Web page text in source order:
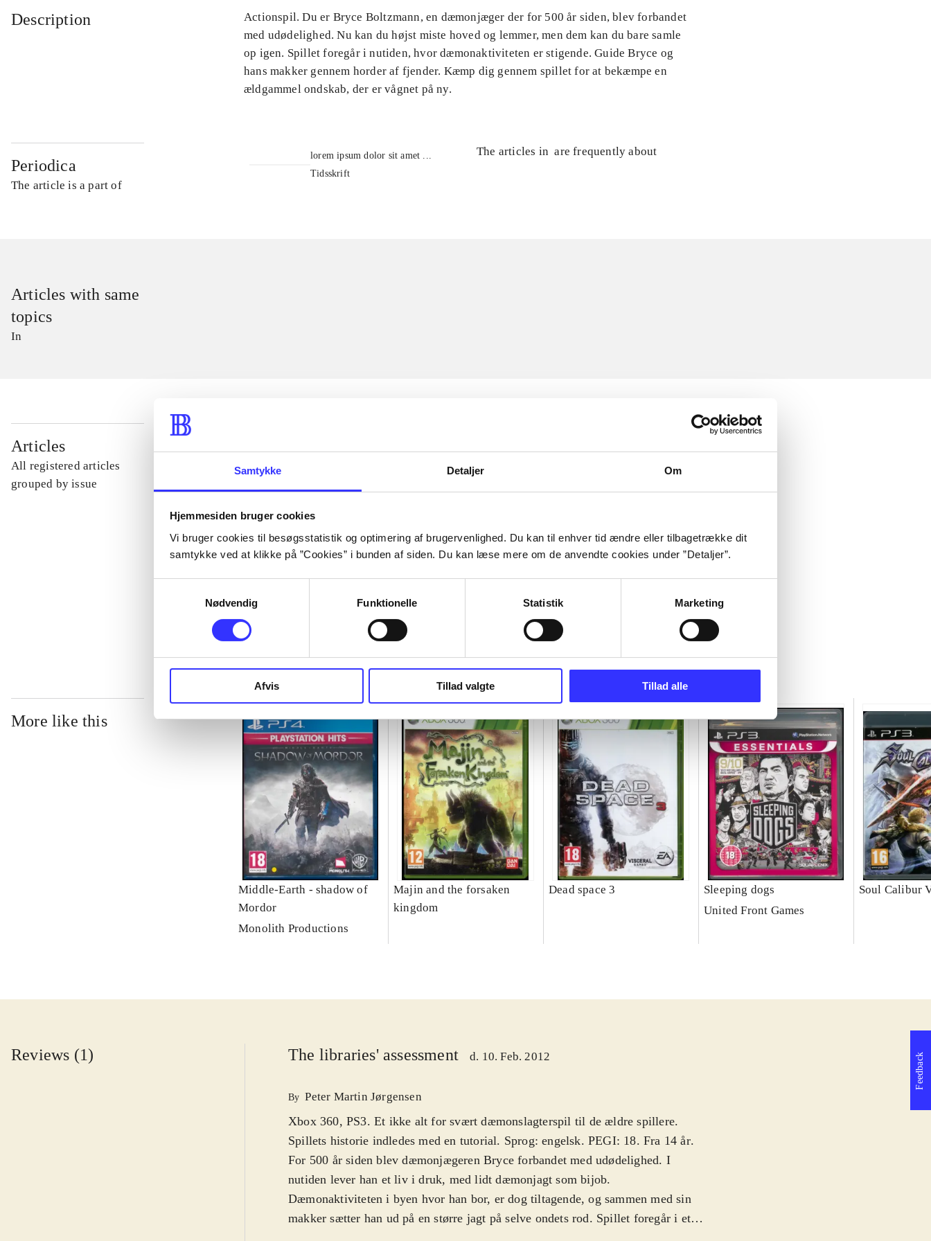
Samtykke Detaljer Om
Hjemmesiden bruger cookies
Vi bruger cookies til besøgsstatistik og optimering af brugervenlighed. Du kan til enhver tid ændre eller tilbagetrække dit
samtykke ved at klikke på ”Cookies” i bunden af siden. Du kan læse mere om de anvendte cookies under ”Detaljer”.
Nødvendig
Funktionelle Statistik Marketing
Afvis Tillad valgte Tillad alle
Description
Actionspil. Du er Bryce Boltzmann, en dæmonjæger der for 500 år siden, blev forbandet
med udødelighed. Nu kan du højst miste hoved og lemmer, men dem kan du bare samle
op igen. Spillet foregår i nutiden, hvor dæmonaktiviteten er stigende. Guide Bryce og
hans makker gennem horder af fjender. Kæmp dig gennem spillet for at bekæmpe en
ældgammel ondskab, der er vågnet på ny.
Periodica
The article is a part of
lorem ipsum dolor sit amet ...
Tidsskrift
The articles in are frequently about
Articles with same
topics
In
Articles
All registered articles
grouped by issue
More like this
Middle-Earth - shadow of
Mordor
Monolith Productions
Majin and the forsaken
kingdom
Dead space 3
Sleeping dogs
United Front Games
Soul Calibur
Reviews (1) The libraries' assessment d. 10. Feb. 2012
By Peter Martin Jørgensen
Xbox 360, PS3. Et ikke alt for svært dæmonslagterspil til de ældre spillere.
Spillets historie indledes med en tutorial. Sprog: engelsk. PEGI: 18. Fra 14 år.
For 500 år siden blev dæmonjægeren Bryce forbandet med udødelighed. I
nutiden lever han et liv i druk, med lidt dæmonjagt som bijob.
Dæmonaktiviteten i byen hvor han bor, er dog tiltagende, og sammen med sin
makker sætter han ud på en større jagt på selve ondets rod. Spillet foregår i et
Feedback